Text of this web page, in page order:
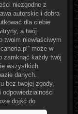
niezgodne z
autorskie i dobra
dla ciebie
a twój
twoim niewłaściwym
może w
zamknąć każdy twój
wszystkich
danych.
bez twojej zgody,
odpowiedzialności
dojść do